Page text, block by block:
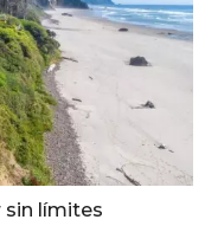
sin límites